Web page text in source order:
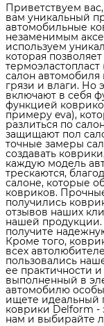
Приветствуем
вам уникальный
автомобильные
незаменимым
используем
которая
салон
грязи и влаги. Но
включают в себя
функцией
примеру eva),
разлиться по
защищают пол
точные замеры
создавать
каждую модель
трескаются,
салоне, которые
ковриков.
получились
отзывов наших
нашей
получите
Кроме того,
всех
пользовались
ее практичности
выполненный в
автомобилю
ищете идеальный
коврики Delform -
нам и выбирайте